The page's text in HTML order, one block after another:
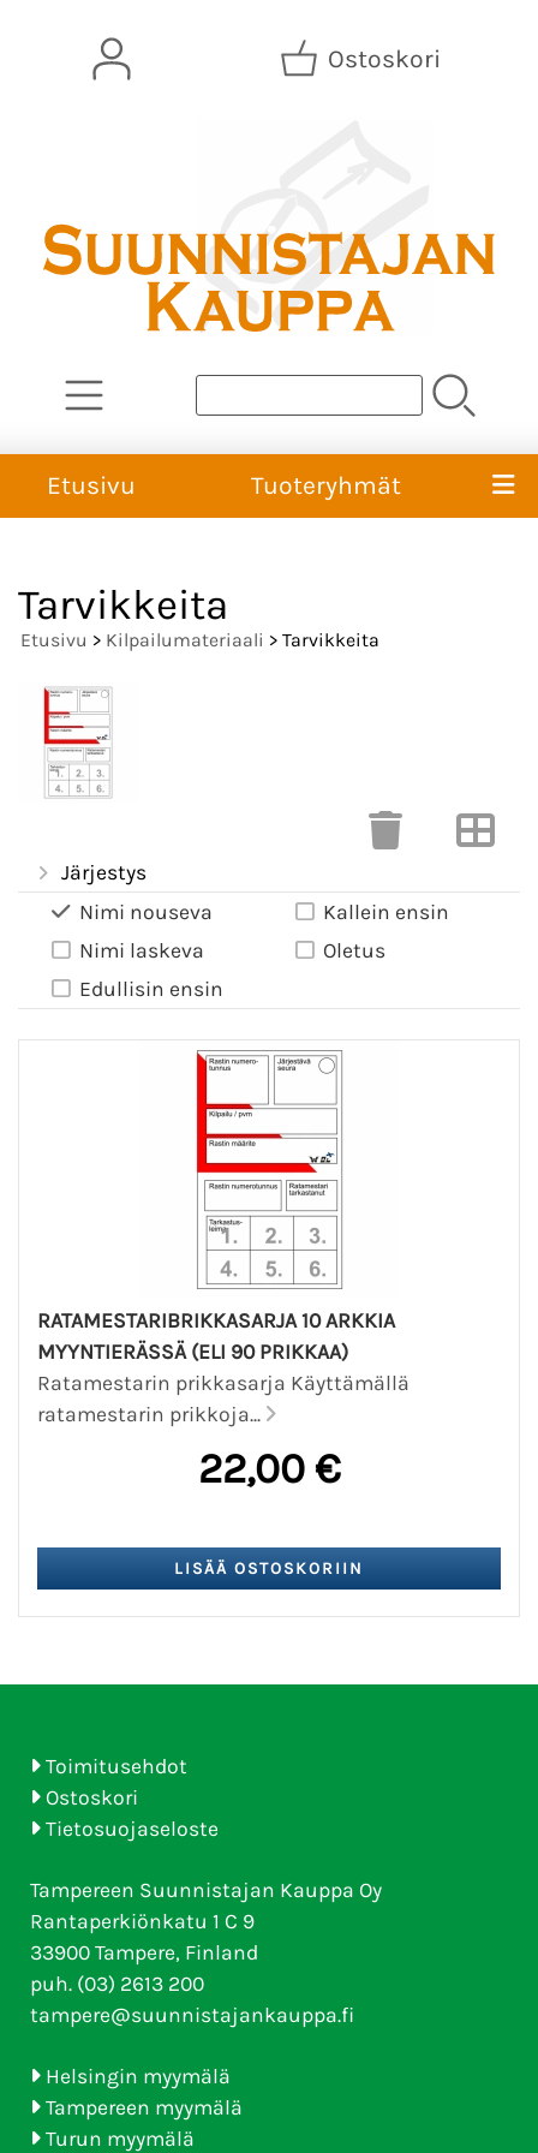
Ostoskori
Etusivu Tuoteryhmät
Tarvikkeita
Etusivu > Kilpailumateriaali > Tarvikkeita
Järjestys
Nimi nouseva
Nimi laskeva
Edullisin ensin
Kallein ensin
Oletus
RATAMESTARIBRIKKASARJA 10 ARKKIA
MYYNTIERÄSSÄ (ELI 90 PRIKKAA)
Ratamestarin prikkasarja Käyttämällä
ratamestarin prikkoja...
22,00 €
Toimitusehdot
Ostoskori
Tietosuojaseloste
Tampereen Suunnistajan Kauppa Oy
Rantaperkiönkatu 1 C 9
33900 Tampere, Finland
puh. (03) 2613 200
tampere@suunnistajankauppa.fi
Helsingin myymälä
Tampereen myymälä
Turun myymälä